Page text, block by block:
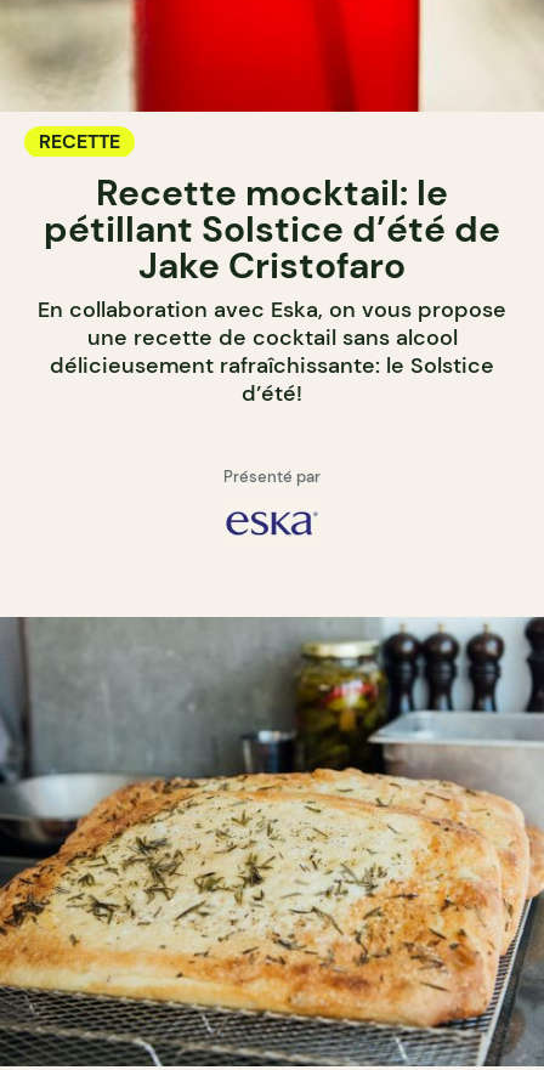
RECETTE
Recette mocktail: le
pétillant Solstice d’été de
Jake Cristofaro
En collaboration avec Eska, on vous propose
une recette de cocktail sans alcool
délicieusement rafraîchissante: le Solstice
d’été!
Présenté par